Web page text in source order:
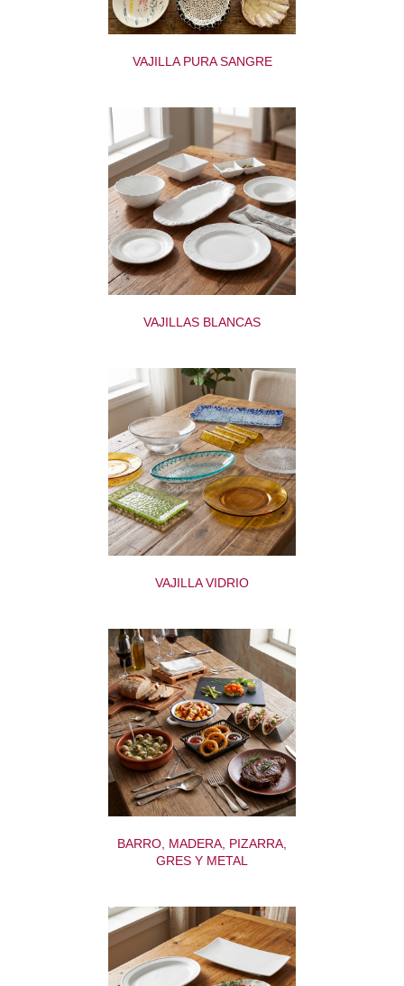
VAJILLA PURA SANGRE
VAJILLAS BLANCAS
VAJILLA VIDRIO
BARRO, MADERA, PIZARRA,
GRES Y METAL